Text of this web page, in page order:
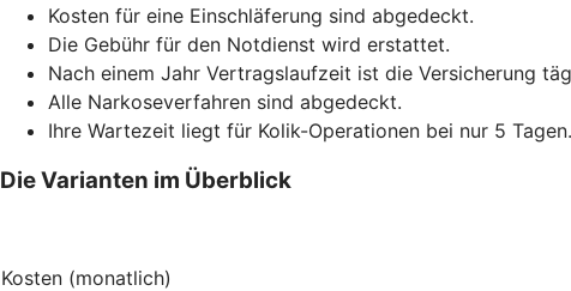
Kosten für eine Einschläferung sind abgedeckt.
Die Gebühr für den Notdienst wird erstattet.
Nach einem Jahr Vertragslaufzeit ist die Versicherung
Alle Narkoseverfahren sind abgedeckt.
Ihre Wartezeit liegt für Kolik-Operationen bei nur 5 Tagen.
Die Varianten im Überblick
Kosten (monatlich)